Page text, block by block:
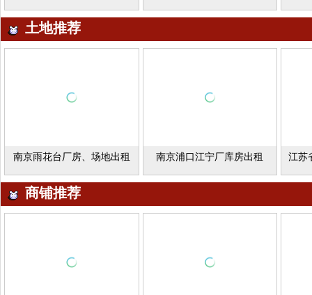
土地推荐
南京雨花台厂房、场地出租 南京浦口江宁厂库房出租
商铺推荐